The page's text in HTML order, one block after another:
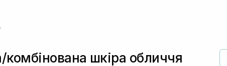
шкіра обличчя